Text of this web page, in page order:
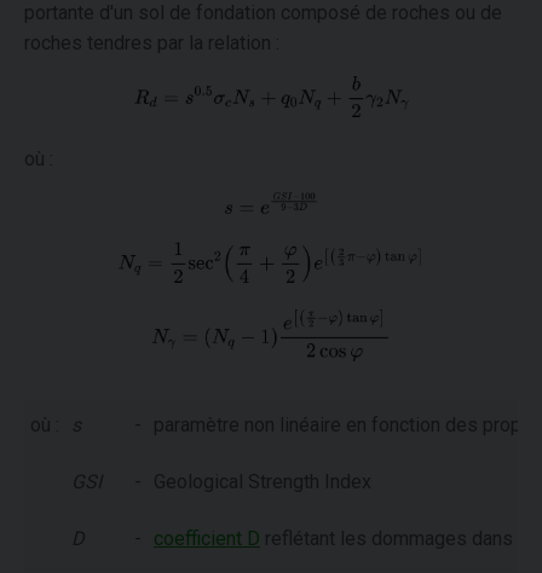
portante d'un sol de fondation composé de roches ou de
roches tendres par la relation :
où :
où : s - paramètre non linéaire en fonction des
GSI - Geological Strength Index
D - coefficient D reflétant les dommages dans